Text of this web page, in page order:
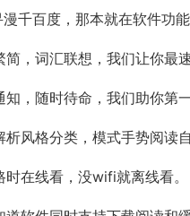
千百度，那本就在软件功能
简，词汇联想，我们让你最
知，随时待命，我们助你第
析风格分类，模式手势阅读自
时在线看，没wifi就离线看。